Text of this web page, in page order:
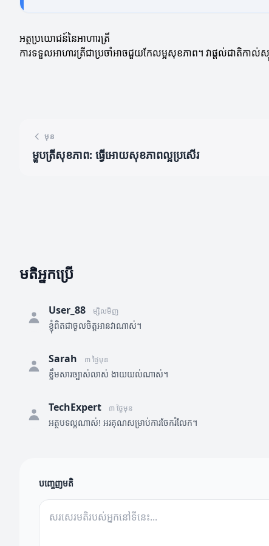
អត្ថប្រយោជន៍នៃអាហារត្រី
ការទទួលអាហារត្រីជាប្រចាំអាចជួយកែលម្អសុខភាព។ វាផ្តល់ជាតិក
មុន
ម្ហូបត្រីសុខភាព: ធ្វើអោយសុខភាពល្អប្រសើរ
មតិអ្នកប្រើ
User_88 ម្សិលមិញ
ខ្ញុំពិតជាចូលចិត្តអានវាណាស់។
Sarah ៣ ថ្ងៃមុន
ខ្លឹមសារច្បាស់លាស់ ងាយយល់ណាស់។
TechExpert ៣ ថ្ងៃមុន
អត្ថបទល្អណាស់! អរគុណសម្រាប់ការចែករំលែក។
បញ្ចេញមតិ